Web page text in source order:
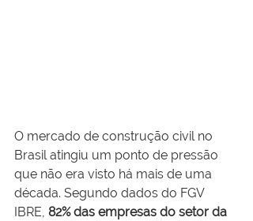
O mercado de construção civil no
Brasil atingiu um ponto de pressão
que não era visto há mais de uma
década. Segundo dados do FGV
IBRE, 82% das empresas do setor da